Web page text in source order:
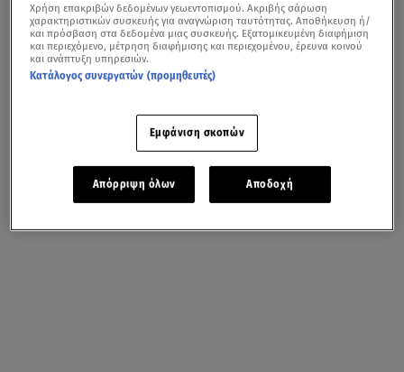
Χρήση επακριβών δεδομένων γεωεντοπισμού. Ακριβής σάρωση
χαρακτηριστικών συσκευής για αναγνώριση ταυτότητας. Αποθήκευση ή/
και πρόσβαση στα δεδομένα μιας συσκευής. Εξατομικευμένη διαφήμιση
και περιεχόμενο, μέτρηση διαφήμισης και περιεχομένου, έρευνα κοινού
και ανάπτυξη υπηρεσιών.
Κατάλογος συνεργατών (προμηθευτές)
Εμφάνιση σκοπών
Απόρριψη όλων Αποδοχή